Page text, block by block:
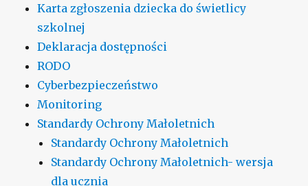
Karta zgłoszenia dziecka do świetlicy
szkolnej
Deklaracja dostępności
RODO
Cyberbezpieczeństwo
Monitoring
Standardy Ochrony Małoletnich
Standardy Ochrony Małoletnich
Standardy Ochrony Małoletnich- wersja
dla ucznia